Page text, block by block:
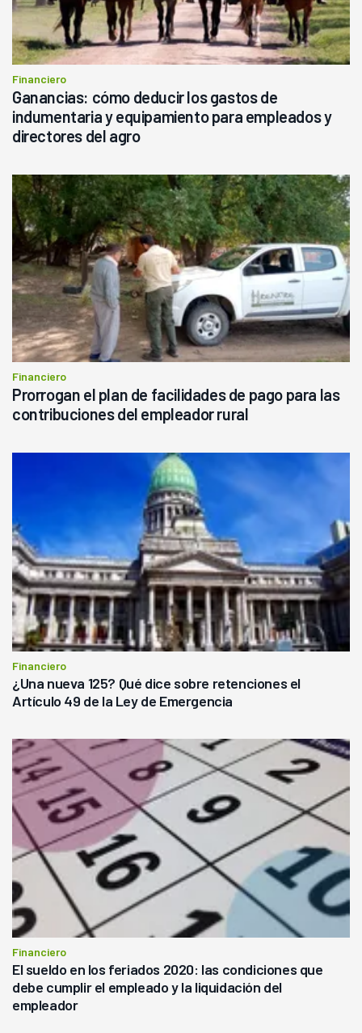
Financiero
Ganancias: cómo deducir los gastos de
indumentaria y equipamiento para empleados y
directores del agro
Financiero
Prorrogan el plan de facilidades de pago para las
contribuciones del empleador rural
Financiero
¿Una nueva 125? Qué dice sobre retenciones el
Artículo 49 de la Ley de Emergencia
Financiero
El sueldo en los feriados 2020: las condiciones que
debe cumplir el empleado y la liquidación del
empleador